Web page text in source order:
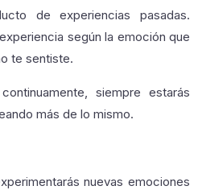
de experiencias pasadas.
según la emoción que
te sentiste.
siempre estarás
más de lo mismo.
nuevas emociones